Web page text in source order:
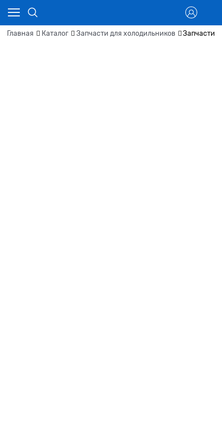
Главная Каталог Запчасти для холодильников Запчасти